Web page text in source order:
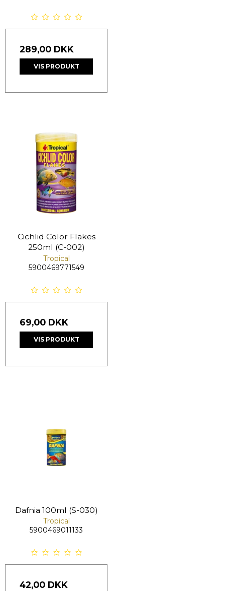
289,00 DKK
VIS PRODUKT
Cichlid Color Flakes
250ml (C-002)
Tropical
5900469771549
69,00 DKK
VIS PRODUKT
Dafnia 100ml (S-030)
Tropical
5900469011133
42,00 DKK